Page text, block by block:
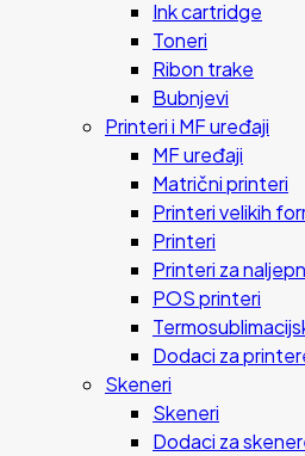
Ink cartridge
Toneri
Ribon trake
Bubnjevi
Printeri i MF uređaji
MF uređaji
Matrični printeri
Printeri velikih
Printeri
Printeri za
POS printeri
Dodaci za
Skeneri
Skeneri
Dodaci za